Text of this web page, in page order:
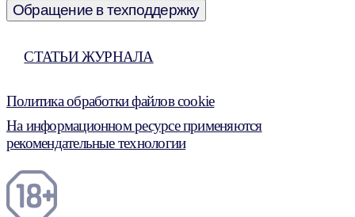
Обращение в техподдержку
СТАТЬИ ЖУРНАЛА
Политика обработки файлов cookie
На информационном ресурсе применяются
рекомендательные технологии